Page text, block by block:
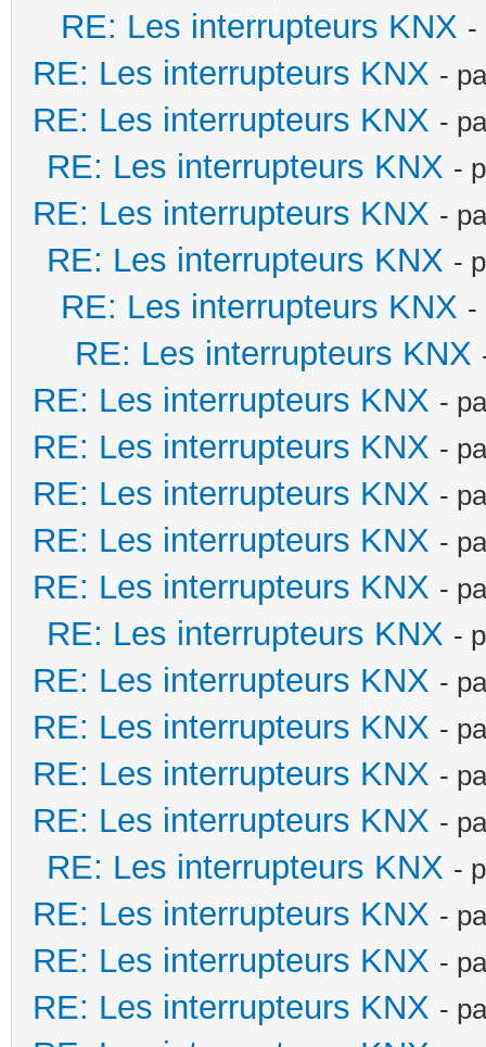
RE: Les interrupteurs KNX -
RE: Les interrupteurs KNX -
RE: Les interrupteurs KNX -
RE: Les interrupteurs KNX -
RE: Les interrupteurs KNX -
RE: Les interrupteurs KNX -
RE: Les interrupteurs KNX -
RE: Les interrupteurs KNX
RE: Les interrupteurs KNX -
RE: Les interrupteurs KNX -
RE: Les interrupteurs KNX -
RE: Les interrupteurs KNX -
RE: Les interrupteurs KNX -
RE: Les interrupteurs KNX -
RE: Les interrupteurs KNX -
RE: Les interrupteurs KNX -
RE: Les interrupteurs KNX -
RE: Les interrupteurs KNX -
RE: Les interrupteurs KNX -
RE: Les interrupteurs KNX -
RE: Les interrupteurs KNX -
RE: Les interrupteurs KNX -